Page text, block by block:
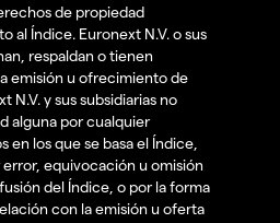
de propiedad
al Índice. Euronext N.V. o sus
respaldan o tienen
emisión u ofrecimiento de
N.V. y sus subsidiarias no
alguna por cualquier
en los que se basa el Índice,
equivocación u omisión
del Índice, o por la forma
con la emisión u oferta